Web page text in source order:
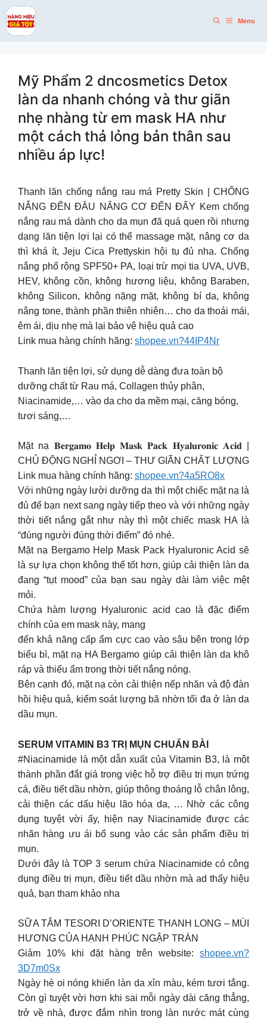
Skip
to
content
Menu
Mỹ Phẩm 2 dncosmetics Detox
làn da nhanh chóng và thư giãn
nhẹ nhàng từ em mask HA như
một cách thả lỏng bản thân sau
nhiều áp lực!
Thanh lăn chống nắng rau má Pretty Skin | CHỐNG
NẮNG ĐẾN ĐÂU NÂNG CƠ ĐẾN ĐẤY Kem chống
nắng rau má dành cho da mụn đã quá quen rồi nhưng
dạng lăn tiện lợi lại có thể massage mặt, nâng cơ da
thì khá ít, Jeju Cica Prettyskin hội tụ đủ nha. Chống
nắng phổ rộng SPF50+ PA, loại trừ mọi tia UVA, UVB,
HEV, không cồn, không hương liệu, không Baraben,
không Silicon, không nặng mặt, không bí da, không
nâng tone, thành phần thiên nhiên… cho da thoái mái,
êm ái, dịu nhẹ mà lại bảo vệ hiệu quả cao
Link mua hàng chính hãng: shopee.vn?44IP4Nr
Thanh lăn tiện lợi, sử dụng dễ dàng đưa toàn bộ
dưỡng chất từ Rau má, Collagen thủy phân,
Niacinamide,… vào da cho da mềm mại, căng bóng,
tươi sáng,…
Mặt nạ 𝐁𝐞𝐫𝐠𝐚𝐦𝐨 𝐇𝐞𝐥𝐩 𝐌𝐚𝐬𝐤 𝐏𝐚𝐜𝐤 𝐇𝐲𝐚𝐥𝐮𝐫𝐨𝐧𝐢𝐜 𝐀𝐜𝐢𝐝 |
CHỦ ĐỘNG NGHỈ NGƠI – THƯ GIÃN CHẤT LƯỢNG
Link mua hàng chính hãng: shopee.vn?4a5RO8x
Với những ngày lười dưỡng da thì một chiếc mặt nạ là
đủ để bạn next sang ngày tiếp theo và với những ngày
thời tiết nắng gắt như này thì một chiếc mask HA là
“đúng người đúng thời điểm” đó nhé.
Mặt nạ Bergamo Help Mask Pack Hyaluronic Acid sẽ
là sự lựa chọn không thể tốt hơn, giúp cải thiện làn da
đang “tụt mood” của bạn sau ngày dài làm việc mệt
mỏi.
Chứa hàm lượng Hyaluronic acid cao là đặc điểm
chính của em mask này, mang
đến khả năng cấp ẩm cực cao vào sâu bên trong lớp
biểu bì, mặt nạ HA Bergamo giúp cải thiện làn da khô
ráp và thiếu ẩm trong thời tiết nắng nóng.
Bên cạnh đó, mặt nạ còn cải thiện nếp nhăn và độ đàn
hồi hiệu quả, kiểm soát lượng bã nhờn tối đa ở làn da
dầu mụn.
SERUM VITAMIN B3 TRỊ MỤN CHUẨN BÀI
#Niacinamide là một dẫn xuất của Vitamin B3, là một
thành phần đắt giá trong việc hỗ trợ điều trị mụn trứng
cá, điều tiết dầu nhờn, giúp thông thoáng lỗ chân lông,
cải thiện các dấu hiệu lão hóa da, … Nhờ các công
dụng tuyệt vời ấy, hiện nay Niacinamide được các
nhãn hàng ưu ái bổ sung vào các sản phẩm điều trị
mụn.
Dưới đây là TOP 3 serum chứa Niacinamide có công
dụng điều trị mụn, điều tiết dầu nhờn mà ad thấy hiệu
quả, bạn tham khảo nha
SỮA TẮM TESORI D’ORIENTE THANH LONG – MÙI
HƯƠNG CỦA HẠNH PHÚC NGẬP TRÀN
Giảm 10% khi đặt hàng trên website: shopee.vn?
3D7m0Sx
Ngày hè oi nóng khiến làn da xỉn màu, kém tươi tắng.
Còn gì tuyệt vời hơn khi sai mỗi ngày dài căng thẳng,
trở về nhà, được đắm nhìn trong làn nước mát cùng